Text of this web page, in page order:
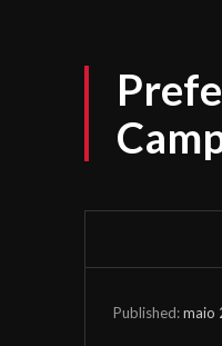
Published:maio